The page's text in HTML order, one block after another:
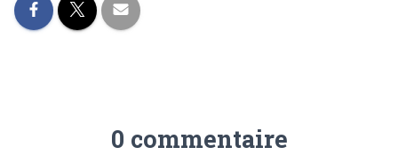
0 commentaire